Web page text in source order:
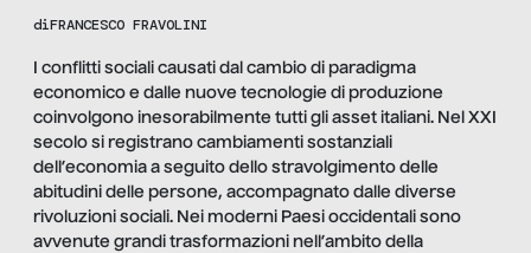
diFRANCESCO FRAVOLINI
I conflitti sociali causati dal cambio di paradigma
economico e dalle nuove tecnologie di produzione
coinvolgono inesorabilmente tutti gli asset italiani. Nel XXI
secolo si registrano cambiamenti sostanziali
dell’economia a seguito dello stravolgimento delle
abitudini delle persone, accompagnato dalle diverse
rivoluzioni sociali. Nei moderni Paesi occidentali sono
avvenute grandi trasformazioni nell’ambito della